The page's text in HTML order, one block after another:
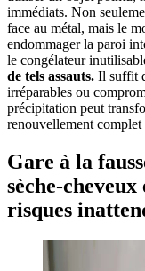
immédiats. Non
face au métal, mais le
endommager la paroi
le congélateur
de tels assauts. Il suffit
irréparables ou
précipitation peut
renouvellement complet
Gare à la
sèche-cheveux
risques